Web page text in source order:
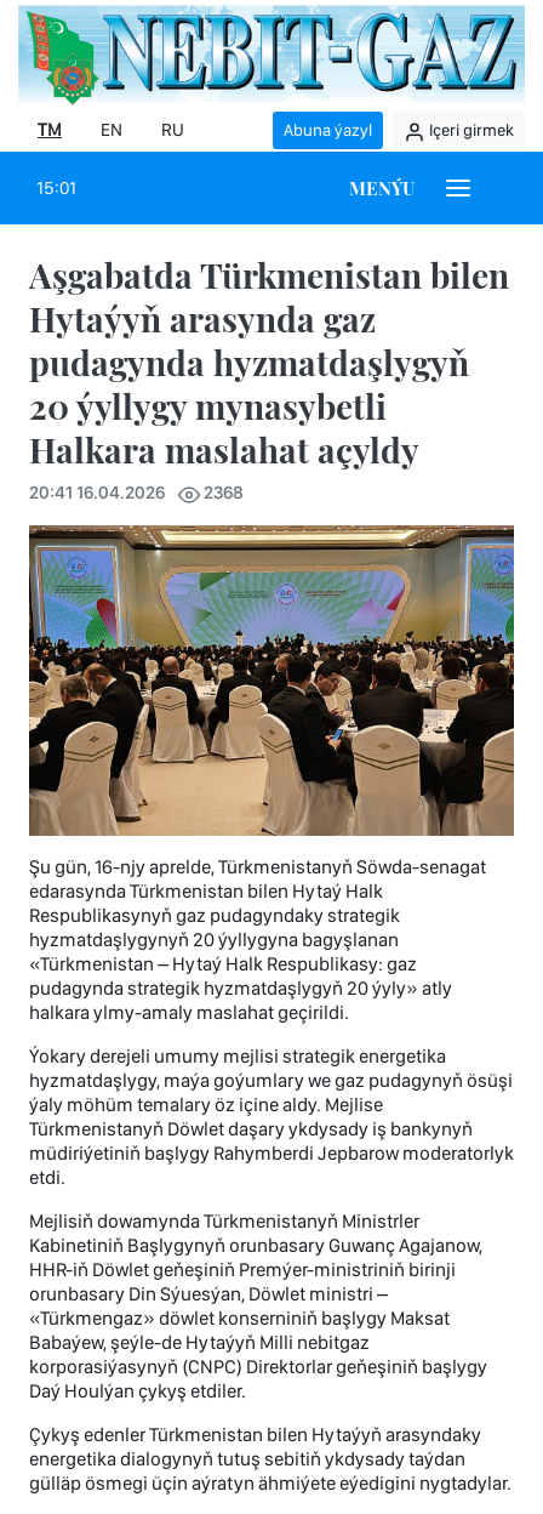
TM EN RU Abuna ýazyl Içeri girmek
15:01 MENÝU
Aşgabatda Türkmenistan bilen
Hytaýyň arasynda gaz
pudagynda hyzmatdaşlygyň
20 ýyllygy mynasybetli
Halkara maslahat açyldy
20:41 16.04.2026 2368
Şu gün, 16-njy aprelde, Türkmenistanyň Söwda-senagat
edarasynda Türkmenistan bilen Hytaý Halk
Respublikasynyň gaz pudagyndaky strategik
hyzmatdaşlygynyň 20 ýyllygyna bagyşlanan
«Türkmenistan – Hytaý Halk Respublikasy: gaz
pudagynda strategik hyzmatdaşlygyň 20 ýyly» atly
halkara ylmy-amaly maslahat geçirildi.
Ýokary derejeli umumy mejlisi strategik energetika
hyzmatdaşlygy, maýa goýumlary we gaz pudagynyň ösüşi
ýaly möhüm temalary öz içine aldy. Mejlise
Türkmenistanyň Döwlet daşary ykdysady iş bankynyň
müdiriýetiniň başlygy Rahymberdi Jepbarow moderatorlyk
etdi.
Mejlisiň dowamynda Türkmenistanyň Ministrler
Kabinetiniň Başlygynyň orunbasary Guwanç Agajanow,
HHR-iň Döwlet geňeşiniň Premýer-ministriniň birinji
orunbasary Din Sýuesýan, Döwlet ministri –
«Türkmengaz» döwlet konserniniň başlygy Maksat
Babaýew, şeýle-de Hytaýyň Milli nebitgaz
korporasiýasynyň (CNPC) Direktorlar geňeşiniň başlygy
Daý Houlýan çykyş etdiler.
Çykyş edenler Türkmenistan bilen Hytaýyň arasyndaky
energetika dialogynyň tutuş sebitiň ykdysady taýdan
gülläp ösmegi üçin aýratyn ähmiýete eýedigini nygtadylar.